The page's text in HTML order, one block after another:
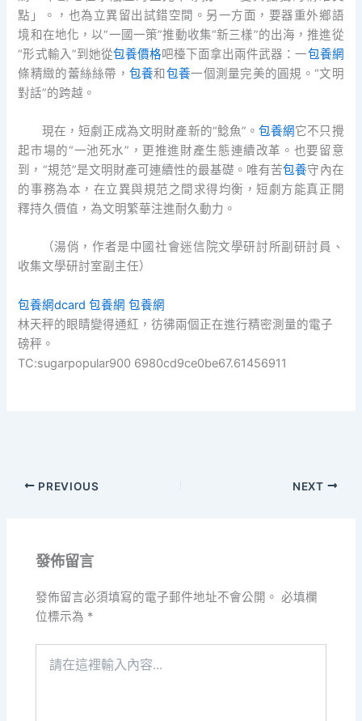
點」。，也為立異留出試錯空間。另一方面，要器重外鄉語
境和在地化，以“一國一策”推動收集“新三樣”的出海，推進從
“形式輸入”到她從包養價格吧檯下面拿出兩件武器：一包養網
條精緻的蕾絲絲帶， 包養和包養一個測量完美的圓規。“文明
對話”的跨越。
現在，短劇正成為文明財產新的“鯰魚”。包養網它不只攪
起市場的“一池死水”，更推進財產生態連續改革。也要留意
到，“規范”是文明財產可連續性的最基礎。唯有苦包養守內在
的事務為本，在立異與規范之間求得均衡，短劇方能真正開
釋持久價值，為文明繁華注進耐久動力。
（湯俏，作者是中國社會迷信院文學研討所副研討員、
收集文學研討室副主任）
包養網dcard 包養網 包養網
林天秤的眼睛變得通紅，彷彿兩個正在進行精密測量的電子
磅秤。
TC:sugarpopular900 6980cd9ce0be67.61456911
PREVIOUS NEXT
發佈留言
發佈留言必須填寫的電子郵件地址不會公開。 必填欄
位標示為 *